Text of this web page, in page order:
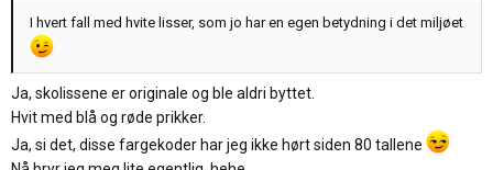
I hvert fall med hvite lisser, som jo har en egen betydning i det miljøet
Ja, skolissene er originale og ble aldri byttet.
Hvit med blå og røde prikker.
Ja, si det, disse fargekoder har jeg ikke hørt siden 80 tallene